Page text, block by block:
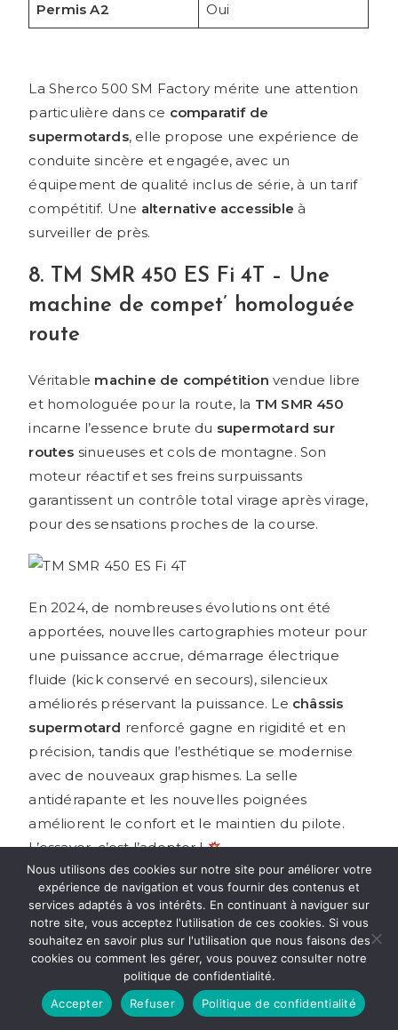
Permis A2 Oui
La Sherco 500 SM Factory mérite une attention
particulière dans ce comparatif de
supermotards, elle propose une expérience de
conduite sincère et engagée, avec un
équipement de qualité inclus de série, à un tarif
compétitif. Une alternative accessible à
surveiller de près.
8. TM SMR 450 ES Fi 4T – Une
machine de compet’ homologuée
route
Véritable machine de compétition vendue libre
et homologuée pour la route, la TM SMR 450
incarne l’essence brute du supermotard sur
routes sinueuses et cols de montagne. Son
moteur réactif et ses freins surpuissants
garantissent un contrôle total virage après virage,
pour des sensations proches de la course.
En 2024, de nombreuses évolutions ont été
apportées, nouvelles cartographies moteur pour
une puissance accrue, démarrage électrique
fluide (kick conservé en secours), silencieux
améliorés préservant la puissance. Le châssis
supermotard renforcé gagne en rigidité et en
précision, tandis que l’esthétique se modernise
avec de nouveaux graphismes. La selle
antidérapante et les nouvelles poignées
améliorent le confort et le maintien du pilote.
L’essayer, c’est l’adopter !
Points forts :
Moteur puissant et vivace, digne d’une vraie
machine desupermotard racing
Démarrage électrique fiable, avec kick en
sécurité
Nous utilisons des cookies sur notre site pour améliorer votre
expérience de navigation et vous fournir des contenus et
services adaptés à vos intérêts. En continuant à naviguer sur
notre site, vous acceptez l'utilisation de ces cookies. Si vous
souhaitez en savoir plus sur l'utilisation que nous faisons des
cookies ou comment les gérer, vous pouvez consulter notre
politique de confidentialité.
Accepter
Refuser Politique de confidentialité